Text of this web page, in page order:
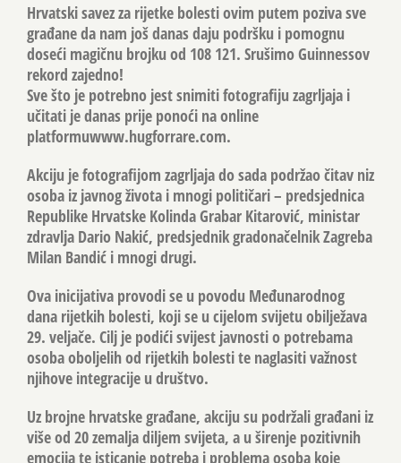
Hrvatski savez za rijetke bolesti ovim putem poziva sve
građane da nam još danas daju podršku i pomognu
doseći magičnu brojku od 108 121. Srušimo Guinnessov
rekord zajedno!
Sve što je potrebno jest snimiti fotografiju zagrljaja i
učitati je danas prije ponoći na online
platformuwww.hugforrare.com.
Akciju je fotografijom zagrljaja do sada podržao čitav niz
osoba iz javnog života i mnogi političari – predsjednica
Republike Hrvatske Kolinda Grabar Kitarović, ministar
zdravlja Dario Nakić, predsjednik gradonačelnik Zagreba
Milan Bandić i mnogi drugi.
Ova inicijativa provodi se u povodu Međunarodnog
dana rijetkih bolesti, koji se u cijelom svijetu obilježava
29. veljače. Cilj je podići svijest javnosti o potrebama
osoba oboljelih od rijetkih bolesti te naglasiti važnost
njihove integracije u društvo.
Uz brojne hrvatske građane, akciju su podržali građani iz
više od 20 zemalja diljem svijeta, a u širenje pozitivnih
emocija te isticanje potreba i problema osoba koje